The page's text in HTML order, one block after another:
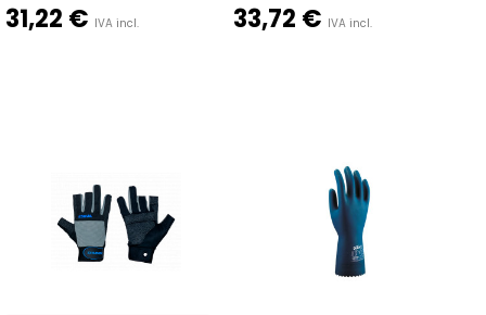
31,22 € IVA incl. 33,72 € IVA incl.